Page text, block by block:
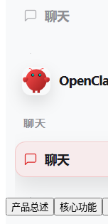
产品总述 核心功能